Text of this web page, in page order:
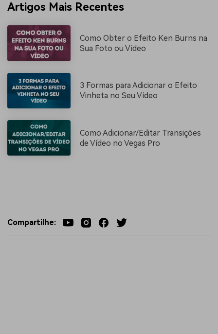
Artigos Mais Recentes
Como Obter o Efeito Ken Burns na
Sua Foto ou Vídeo
3 Formas para Adicionar o Efeito
Vinheta no Seu Vídeo
Como Adicionar/Editar Transições
de Vídeo no Vegas Pro
Compartilhe: